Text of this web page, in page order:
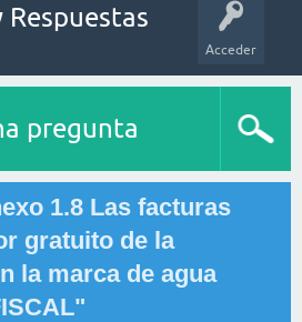
Acceder
Respuestas
pregunta
1.8 Las facturas
gratuito de la
la marca de agua